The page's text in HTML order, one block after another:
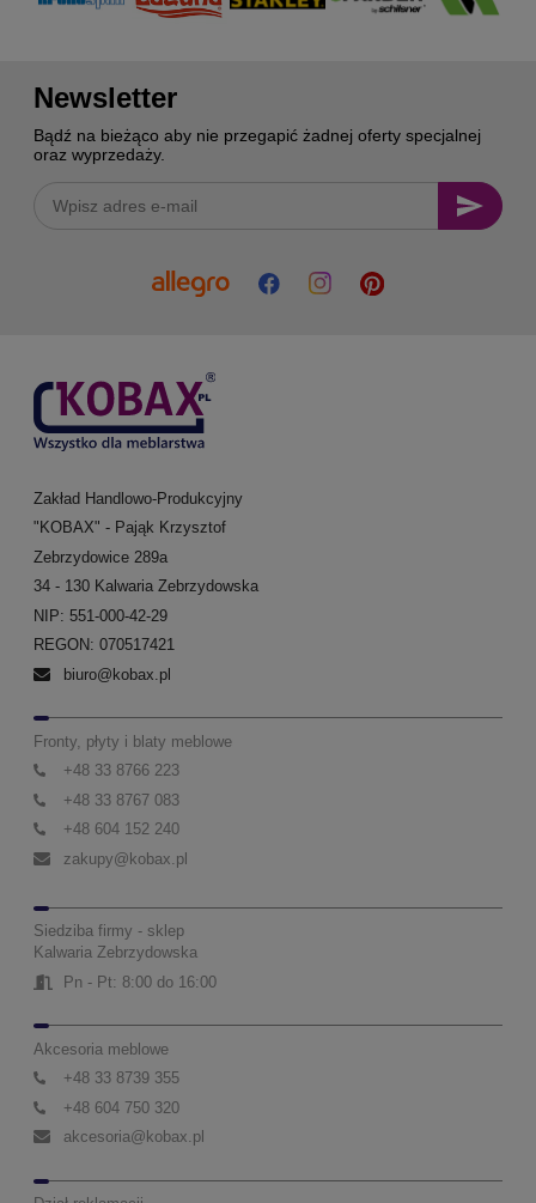
Newsletter
Bądź na bieżąco aby nie przegapić żadnej oferty specjalnej
oraz wyprzedaży.
Zakład Handlowo-Produkcyjny
"KOBAX" - Pająk Krzysztof
Zebrzydowice 289a
34 - 130 Kalwaria Zebrzydowska
NIP: 551-000-42-29
REGON: 070517421
biuro@kobax.pl
Fronty, płyty i blaty meblowe
+48 33 8766 223
+48 33 8767 083
+48 604 152 240
zakupy@kobax.pl
Siedziba firmy - sklep
Kalwaria Zebrzydowska
Pn - Pt: 8:00 do 16:00
Akcesoria meblowe
+48 33 8739 355
+48 604 750 320
akcesoria@kobax.pl